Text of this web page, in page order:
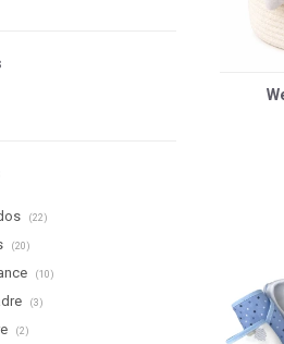
(22)
(20)
(10)
(3)
(2)